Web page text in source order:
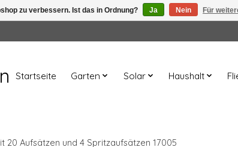
Startseite Garten Solar Haushalt
20 Aufsätzen und 4 Spritzaufsätzen 17005
zu verbessern. Ist das in Ordnung? Ja Nein Für